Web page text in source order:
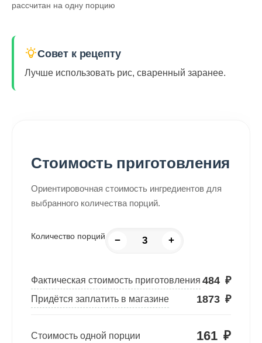
рассчитан на одну порцию
Совет к рецепту
Лучше использовать рис, сваренный заранее.
Стоимость приготовления
Ориентировочная стоимость ингредиентов для
выбранного количества порций.
Количество порций − +
Фактическая стоимость приготовления 484 ₽
Придётся заплатить в магазине 1873 ₽
Стоимость одной порции 161 ₽